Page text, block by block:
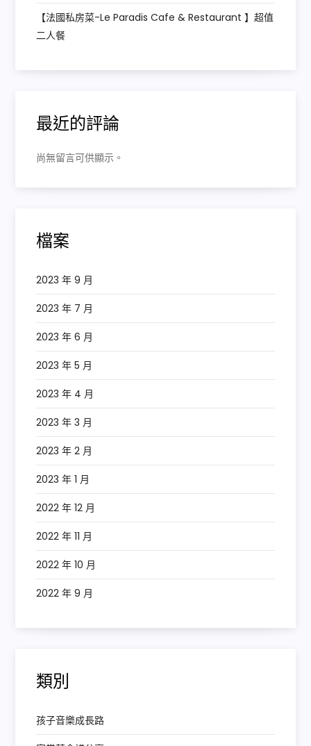
【法國私房菜-Le Paradis Cafe & Restaurant 】超值
二人餐
最近的評論
尚無留言可供顯示。
檔案
2023 年 9 月
2023 年 7 月
2023 年 6 月
2023 年 5 月
2023 年 4 月
2023 年 3 月
2023 年 2 月
2023 年 1 月
2022 年 12 月
2022 年 11 月
2022 年 10 月
2022 年 9 月
類別
孩子音樂成長路